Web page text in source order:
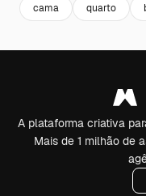
cama quarto
A plataforma criativa
Mais de 1 milhão de